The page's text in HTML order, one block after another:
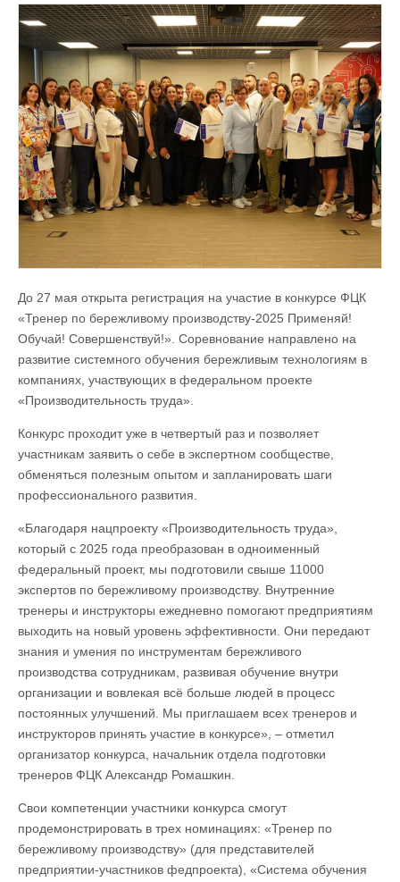
До 27 мая открыта регистрация на участие в конкурсе ФЦК
«Тренер по бережливому производству-2025 Применяй!
Обучай! Совершенствуй!». Соревнование направлено на
развитие системного обучения бережливым технологиям в
компаниях, участвующих в федеральном проекте
«Производительность труда».
Конкурс проходит уже в четвертый раз и позволяет
участникам заявить о себе в экспертном сообществе,
обменяться полезным опытом и запланировать шаги
профессионального развития.
«Благодаря нацпроекту «Производительность труда»,
который с 2025 года преобразован в одноименный
федеральный проект, мы подготовили свыше 11000
экспертов по бережливому производству. Внутренние
тренеры и инструкторы ежедневно помогают предприятиям
выходить на новый уровень эффективности. Они передают
знания и умения по инструментам бережливого
производства сотрудникам, развивая обучение внутри
организации и вовлекая всё больше людей в процесс
постоянных улучшений. Мы приглашаем всех тренеров и
инструкторов принять участие в конкурсе», – отметил
организатор конкурса, начальник отдела подготовки
тренеров ФЦК Александр Ромашкин.
Свои компетенции участники конкурса смогут
продемонстрировать в трех номинациях: «Тренер по
бережливому производству» (для представителей
предприятии-участников федпроекта), «Система обучения